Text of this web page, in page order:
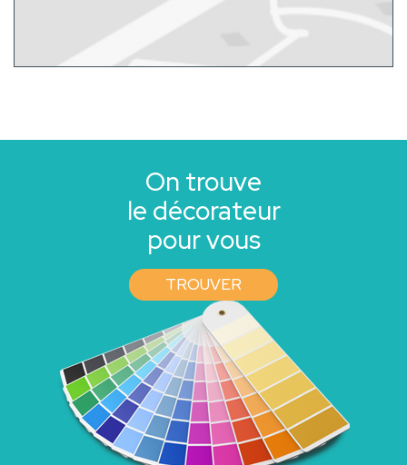
On trouve
le décorateur
pour vous
TROUVER